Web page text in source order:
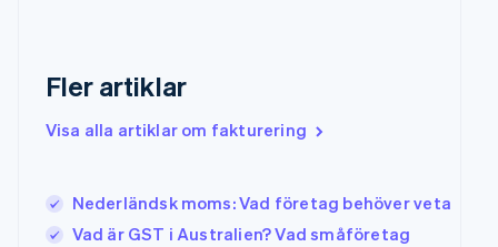
Fler artiklar
Visa alla artiklar om fakturering
Nederländsk moms: Vad företag behöver veta
Vad är GST i Australien? Vad småföretag
Indien
Irland
ItalianoEnglish
Japan